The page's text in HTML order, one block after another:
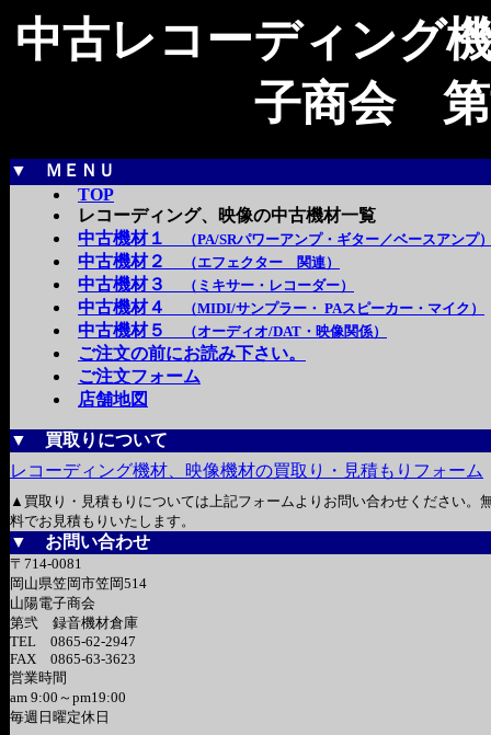
中古レコーディング
子商会 第
▼
ＭＥＮＵ
TOP
レコーディング、映像の中古機材一覧
中古機材１
（PA/SRパワーアンプ・ギター／ベースアンプ
中古機材２ （エフェクター 関連）
中古機材３ （ミキサー・レコーダー）
中古機材４ （MIDI/サンプラー・ PAスピーカー・マイク）
中古機材５ （オーディオ/DAT・映像関係）
ご注文の前にお読み下さい。
ご注文フォーム
店舗地図
▼ 買取りについて
レコーディング機材、映像機材の買取り・見積もりフォーム
▲買取り・見積もりについては上記フォームよりお問い合わせください。
料でお見積もりいたします。
▼ お問い合わせ
〒714-0081
岡山県笠岡市笠岡514
山陽電子商会
第弐 録音機材倉庫
TEL 0865-62-2947
FAX 0865-63-3623
営業時間
am 9:00～pm19:00
毎週日曜定休日